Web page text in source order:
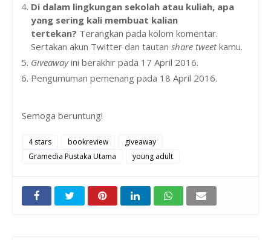
Di dalam lingkungan sekolah atau kuliah, apa
yang sering kali membuat kalian
tertekan? Terangkan pada kolom komentar.
Sertakan akun Twitter dan tautan share tweetkamu.
Giveawayini berakhir pada 17 April 2016.
Pengumuman pemenang pada 18 April 2016.
Semoga beruntung!
4 stars bookreview
giveaway
Gramedia Pustaka Utama
young adult